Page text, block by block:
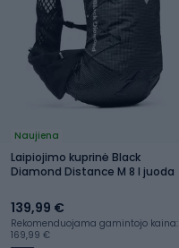
Naujiena
Laipiojimo kuprinė Black
Diamond Distance M 8 l juoda
139,99 €
Rekomenduojama gamintojo kaina:
169,99 €